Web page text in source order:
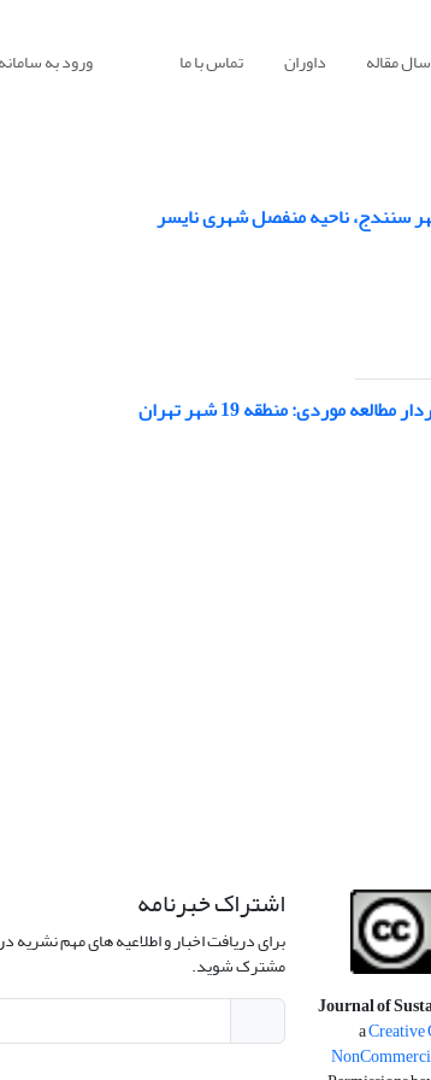
مقاله داوران تماس با ما ورود به سامانه
سنندج، ناحیه منفصل شهری نایسر
موردی: منطقه 19 شهر تهران
Journal of
a
اشتراک خبرنامه
برای دریافت اخبار و اطلاعیه های مهم نشریه
مشترک شوید.